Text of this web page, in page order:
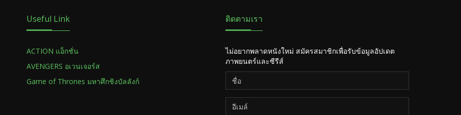
Useful Link
ACTION แอ็กชั่น
AVENGERS อเวนเจอร์ส
Game of Thrones มหาศึกชิงบัลลังก์
ติดตามเรา
ไม่อยากพลาดหนังใหม่ สมัครสมาชิกเพื่อรับข้อมูลอัปเดต
ภาพยนตร์และซีรีส์